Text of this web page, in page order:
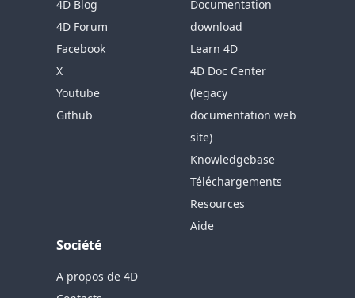
4D Blog
4D Forum
Facebook
X
Youtube
Github
Documentation
download
Learn 4D
4D Doc Center
(legacy
documentation web
site)
Knowledgebase
Téléchargements
Resources
Aide
Société
A propos de 4D